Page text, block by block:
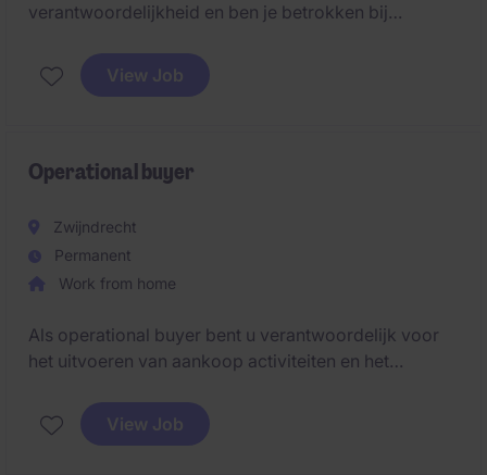
verantwoordelijkheid en ben je betrokken bij
samen met interne afdelingen, leveranciers,
onderaannemers en logistieke partners om ervoor te
View Job
Operational buyer
Zwijndrecht
Permanent
Work from home
Als operational buyer bent u verantwoordelijk voor
het uitvoeren van aankoop activiteiten en het
analytisch sterk? Communicatief? Administratief? Sta
je open voor een tijdelijke rol? Dan is deze vacature
View Job